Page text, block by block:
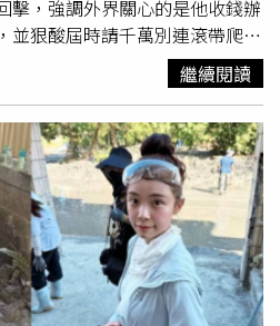
能接棒成功；如今張啓楷2024
惠也感受到用心，國民黨內唯一
、醫師翁壽良更曾任2024民眾
競總主委，若張啓楷能說服翁壽
由不挺張啓楷」他也坦言黃敏惠
棒了」。 ※CTWANT提醒您：
推定為無罪。
擊，強調外界關心的是他收錢辦
並狠酸屆時請千萬別連滾帶爬。
成立的凱思國際首筆100萬元
文化事業有限公司」，而耘力的
且曾被鏡電視撤換的董座陳建平
黃安捷，在退出鏡電視董事會
千萬元，和民眾黨往來密切的
在今年注資凱思國際100萬元。
，並酸 「《鏡週刊》說這禮拜
盆餿水」，且黃國昌還表示自己
妹以及公司從未投資凱思國際，
紀錄，強調若不道歉或更正將會
繼續閱讀